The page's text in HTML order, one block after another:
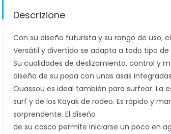
Descrizione
Con su diseño futurista y su rango de uso,
Versátil y divertido se adapta a todo tipo de
Su cualidades de deslizamiento, control y
diseño de su popa con unas asas
Ouassou es ideal también para surfear. La
surf y de los Kayak de rodeo. Es rápido y
sorprendente. El diseño
de su casco permite iniciarse un poco en